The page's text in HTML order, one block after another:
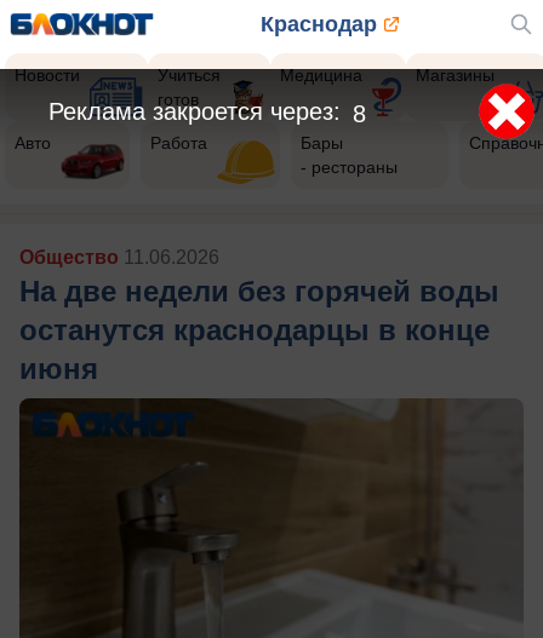
Краснодар
Новости
Учиться
готов
Медицина Магазины
Авто Работа
Бары
- рестораны
Общество 11.06.2026
На две недели без горячей воды
останутся краснодарцы в конце
июня
7
Реклама закроется через: